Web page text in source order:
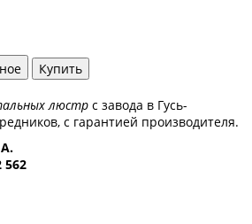
Купить
люстр с завода в Гусь-
с гарантией производителя.
562